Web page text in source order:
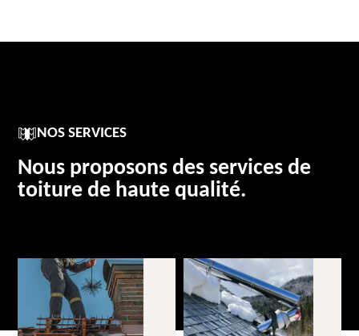
NOS SERVICES
Nous proposons des services de
toiture de haute qualité.